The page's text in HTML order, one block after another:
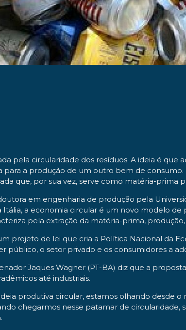
pela circularidade dos resíduos. A ideia é
para a produção de um outro bem de consumo.
que, por sua vez, serve como matéria-prima
em engenharia de produção pela
Itália, a economia circular é um novo modelo
pela extração da matéria-prima,
projeto de lei que cria a Política Nacional da
público, o setor privado e os consumidores a
Jaques Wagner (PT-BA) diz que a
até industriais.
produtiva circular, estamos olhando desde
chegarmos nesse patamar de